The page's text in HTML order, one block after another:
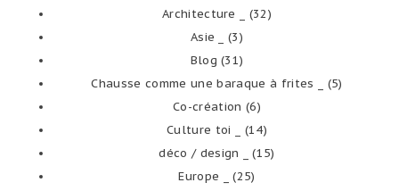
Architecture _
(32)
Asie _
(3)
Blog (31)
Chausse comme une baraque à frites _
(5)
Co-création (6)
Culture toi _
(14)
déco / design _
(15)
Europe _
(25)